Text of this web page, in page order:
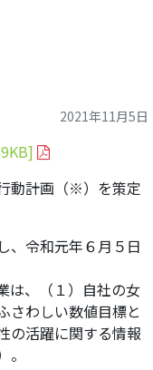
2021年11月5日
動計画（※）を策定
、令和元年６月５日
は、（１）自社の女
さわしい数値目標と
の活躍に関する情報